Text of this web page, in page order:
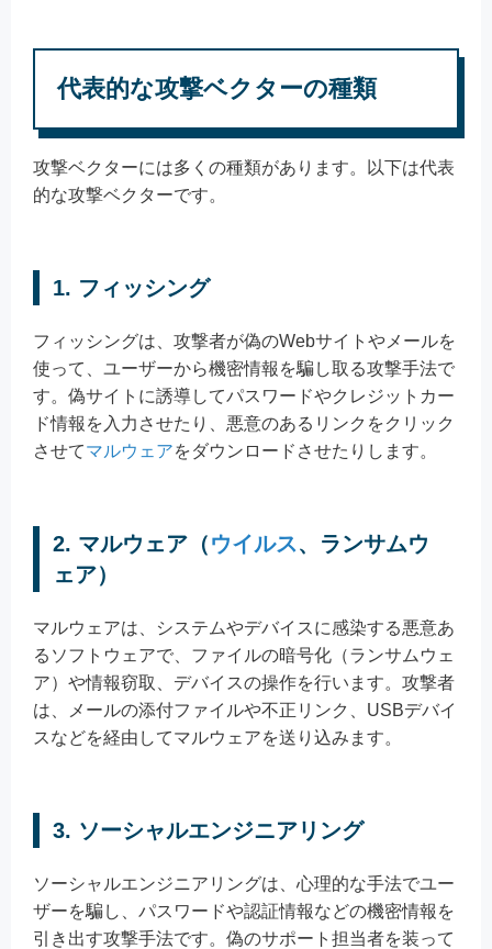
代表的な攻撃ベクターの種類
攻撃ベクターには多くの種類があります。以下は代表
的な攻撃ベクターです。
1. フィッシング
フィッシングは、攻撃者が偽のWebサイトやメールを
使って、ユーザーから機密情報を騙し取る攻撃手法で
す。偽サイトに誘導してパスワードやクレジットカー
ド情報を入力させたり、悪意のあるリンクをクリック
させてマルウェアをダウンロードさせたりします。
2. マルウェア（ウイルス、ランサムウ
ェア）
マルウェアは、システムやデバイスに感染する悪意あ
るソフトウェアで、ファイルの暗号化（ランサムウェ
ア）や情報窃取、デバイスの操作を行います。攻撃者
は、メールの添付ファイルや不正リンク、USBデバイ
スなどを経由してマルウェアを送り込みます。
3. ソーシャルエンジニアリング
ソーシャルエンジニアリングは、心理的な手法でユー
ザーを騙し、パスワードや認証情報などの機密情報を
引き出す攻撃手法です。偽のサポート担当者を装って